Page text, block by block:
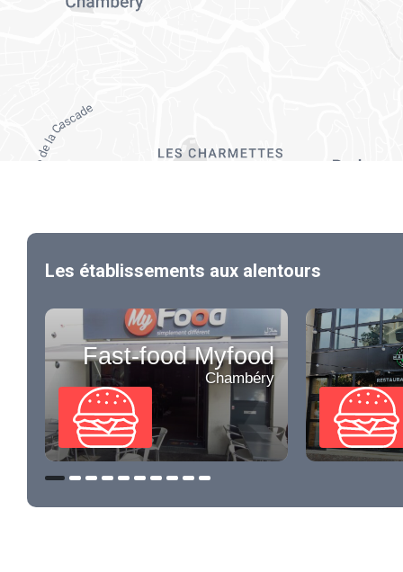
Les établissements aux alentours
Fast-food Myfood
Chambéry